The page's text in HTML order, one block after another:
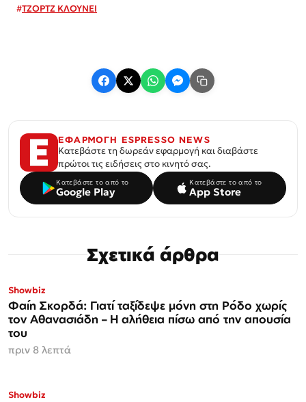
#ΤΖΟΡΤΖ ΚΛΟΥΝΕΙ
ΕΦΑΡΜΟΓΗ ESPRESSO NEWS
Κατεβάστε τη δωρεάν εφαρμογή και διαβάστε
πρώτοι τις ειδήσεις στο κινητό σας.
Κατεβάστε το από το
Google Play
Κατεβάστε το από το
App Store
Σχετικά άρθρα
Showbiz
Φαίη Σκορδά: Γιατί ταξίδεψε μόνη στη Ρόδο χωρίς
τον Αθανασιάδη – Η αλήθεια πίσω από την απουσία
του
πριν 8 λεπτά
Showbiz